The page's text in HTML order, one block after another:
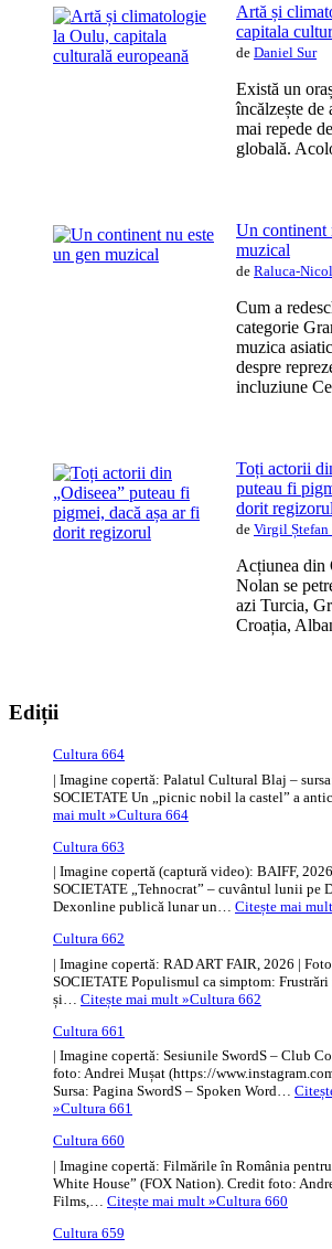
Artă și
capitala
de Daniel Sur
Există un
încălzește de
mai repede
globală.
Un continent
muzical
de Raluca-
Cum a
categorie
muzica
despre
incluziune
Toți actorii
puteau fi
dorit regizorul
de Virgil Ștefan
Acțiunea din
Nolan se
azi Turcia,
Croația,
Ediții
Cultura 664
| Imagine copertă: Palatul Cultural Blaj –
SOCIETATE Un „picnic nobil la castel” a
mai mult »Cultura 664
Cultura 663
| Imagine copertă (captură video): BAIFF,
SOCIETATE „Tehnocrat” – cuvântul lunii pe
Dexonline publică lunar un… Citește mai
Cultura 662
| Imagine copertă: RAD ART FAIR, 2026 |
SOCIETATE Populismul ca simptom:
și… Citește mai mult »Cultura 662
Cultura 661
| Imagine copertă: Sesiunile SwordS – Club
foto: Andrei Mușat (https://
Sursa: Pagina SwordS – Spoken Word…
»Cultura 661
Cultura 660
| Imagine copertă: Filmările în România
White House” (FOX Nation). Credit foto:
Films,… Citește mai mult »Cultura 660
Cultura 659